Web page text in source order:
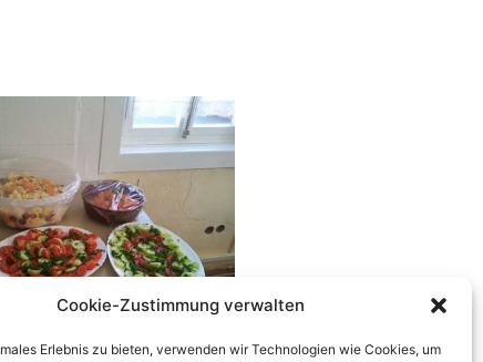
Cookie-Zustimmung verwalten
Erlebnis zu bieten, verwenden wir Technologien wie Cookies, um